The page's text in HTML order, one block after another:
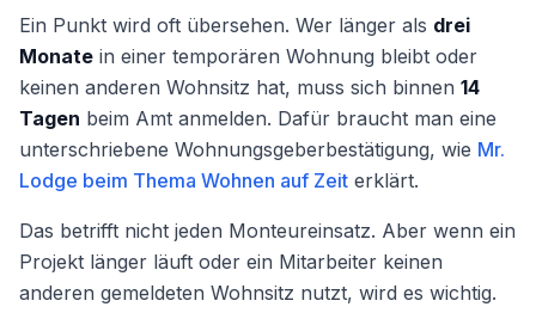
Ein Punkt wird oft übersehen. Wer länger als drei
Monate in einer temporären Wohnung bleibt oder
keinen anderen Wohnsitz hat, muss sich binnen 14
Tagen beim Amt anmelden. Dafür braucht man eine
unterschriebene Wohnungsgeberbestätigung, wie Mr.
Lodge beim Thema Wohnen auf Zeit erklärt.
Das betrifft nicht jeden Monteureinsatz. Aber wenn ein
Projekt länger läuft oder ein Mitarbeiter keinen
anderen gemeldeten Wohnsitz nutzt, wird es wichtig.